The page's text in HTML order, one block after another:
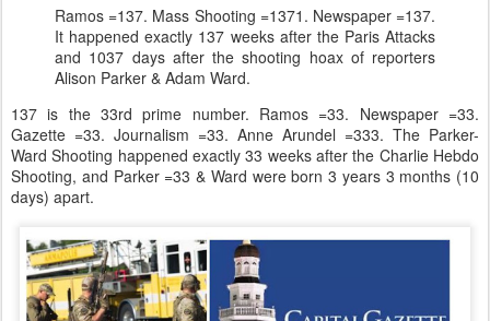
Ramos =137. Mass Shooting =1371. Newspaper =137.
It happened exactly 137 weeks after the Paris Attacks
and 1037 days after the shooting hoax of reporters
Alison Parker & Adam Ward.
137 is the 33rd prime number. Ramos =33. Newspaper =33.
Gazette =33. Journalism =33. Anne Arundel =333. The Parker-
Ward Shooting happened exactly 33 weeks after the Charlie Hebdo
Shooting, and Parker =33 & Ward were born 3 years 3 months (10
days) apart.